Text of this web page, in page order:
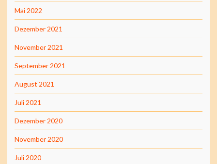
Mai 2022
Dezember 2021
November 2021
September 2021
August 2021
Juli 2021
Dezember 2020
November 2020
Juli 2020